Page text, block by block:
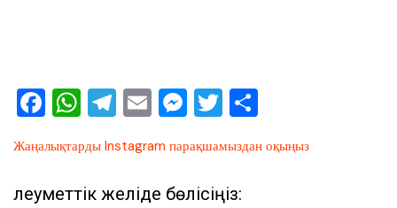
F
c
e
W
at
s
T
e
gr
E
ai
l
M
ss
e
T
tt
er
ра
Жаңалықтарды Instagram парақшамыздан оқыңыз
Әлеуметтік желіде бөлісіңіз: